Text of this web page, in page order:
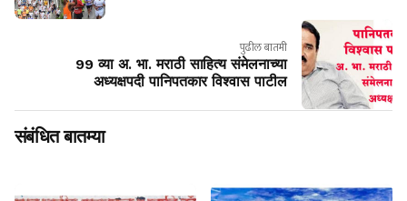
पुढील बातमी
99 व्या अ. भा. मराठी साहित्य संमेलनाच्या
अध्यक्षपदी पानिपतकार विश्वास पाटील
संबंधित बातम्या